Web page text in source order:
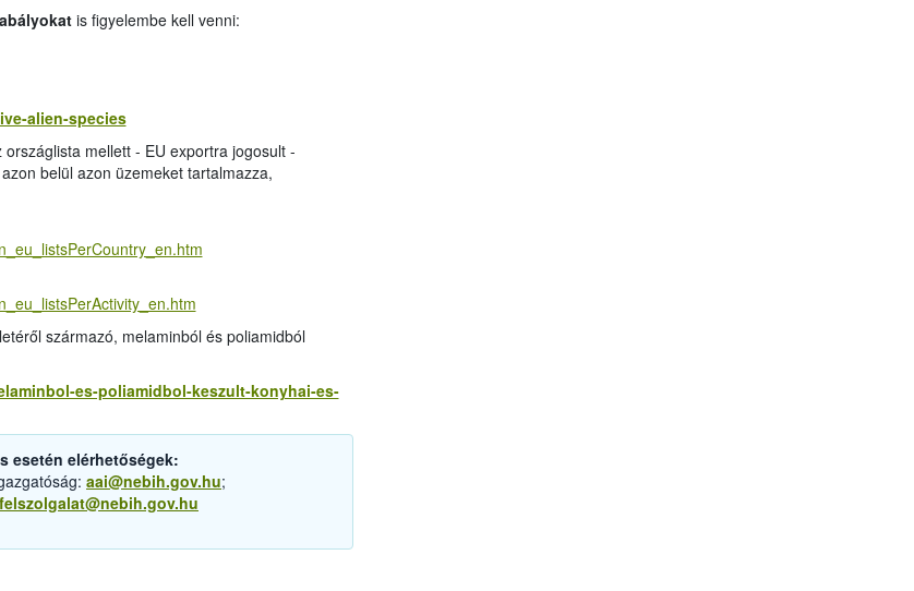
is figyelembe kell venni:
alien-species
országlista mellett - EU exportra jogosult -
belül azon üzemeket tartalmazza,
származó, melaminból és poliamidból
es-poliamidbol-keszult-konyhai-es-
esetén elérhetőségek:
aai@nebih.gov.hu;